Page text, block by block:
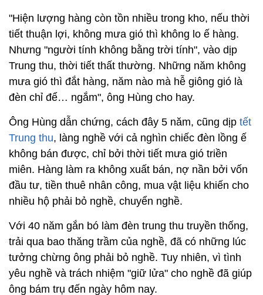
"Hiện lượng hàng còn tồn nhiều trong kho, nếu thời
tiết thuận lợi, không mưa gió thì không lo ế hàng.
Nhưng "người tính không bằng trời tính", vào dịp
Trung thu, thời tiết thất thường. Những năm không
mưa gió thì đắt hàng, năm nào mà hễ giông gió là
đèn chỉ để… ngắm", ông Hùng cho hay.
Ông Hùng dẫn chứng, cách đây 5 năm, cũng dịp tết
Trung thu, làng nghề với cả nghìn chiếc đèn lồng ế
không bán được, chỉ bởi thời tiết mưa gió triền
miên. Hàng làm ra không xuất bán, nợ nần bởi vốn
đầu tư, tiền thuê nhân công, mua vật liệu khiến cho
nhiều hộ phải bỏ nghề, chuyển nghề.
Với 40 năm gắn bó làm đèn trung thu truyền thống,
trải qua bao thăng trầm của nghề, đã có những lúc
tưởng chừng ông phải bỏ nghề. Tuy nhiên, vì tình
yêu nghề và trách nhiệm "giữ lửa" cho nghề đã giúp
ông bám trụ đến ngày hôm nay.